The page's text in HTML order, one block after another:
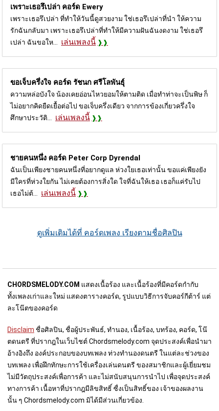
เพราะเธอรึเปล่า คอร์ด Ewery
เพราะเธอรึเปล่า ที่ทำให้วันนี้ดูสวยงาม ใช่เธอรึเปล่าที่นำ ให้ความ
รักฉันกลับมา เพราะเธอรึเปล่าที่ทำให้มีความฝันฉันงดงาม ใช่เธอรึ
เปล่า ฉันขอให...
เล่นเพลงนี้
ขอเจ็บครึ่งใจ คอร์ด รัชนก ศรีโลพันธุ์
ความหล่อบังใจ น้องเคยอ่อนไหวยอมให้ตามติด เมื่อทำท่าจะเป็นพิษ ก็
ไม่อยากคิดยืดเยื้อต่อไป ขอเจ็บครึ่งเดียว จากการข้องเกี่ยวครึ่งใจ
ศึกษาประวัติ...
เล่นเพลงนี้
ชายคนหนึ่ง คอร์ด Peter Corp Dyrendal
ฉันเป็นเพียงชายคนหนึ่งที่อยากดูแล ห่วงใยเธอเท่านั้น ขอแค่เพียงยัง
มีใครที่ห่วงใยกัน ไม่เคยต้องการสิ่งใด ใจที่ฉันให้เธอ เธอก็แค่รับไป
เธอไม่ต้...
เล่นเพลงนี้
ดูเพิ่มเติมได้ที่ คอร์ดเพลง เรียงตามชื่อศิลปิน
CHORDSMELODY.COM แสดงเนื้อร้อง และเนื้อร้องที่มีคอร์ดกำกับ
ทั้งเพลงเก่าและใหม่ แสดงตารางคอร์ด, รูปแบบวิธีการจับคอร์กีต้าร์ แต่
ละโน๊ตของคอร์ด
Disclaim ชื่อศิลปิน, ชื่อผู้ประพันธ์, ทำนอง, เนื้อร้อง, บทร้อง, คอร์ด, โน๊
ตดนตรี ที่ปรากฎในเว็บไชต์ Chordsmelody.com จุดประสงค์เพื่อนำมา
อ้างอิงถึง องค์ประกอบของบทเพลง ท่วงทำนองดนตรี ในแต่ละช่วงของ
บทเพลง เพื่อฝึกทักษะการใช้เครื่องเล่นดนตรี ของสมาชิกและผู้เยี่ยมชม
ไม่มีวัตถุประสงค์เพื่อการค้า และไม่สนับสนุนการนำไป เพื่อจุดประสงค์
ทางการค้า เนื้อหาที่ปรากฎมีลิขสิทธิ์ ซื่งเป็นสิทธิ์ของ เจ้าของผลงาน
นั้น ๆ Chordsmelody.com มิได้มีส่วนเกี่ยวข้อง.